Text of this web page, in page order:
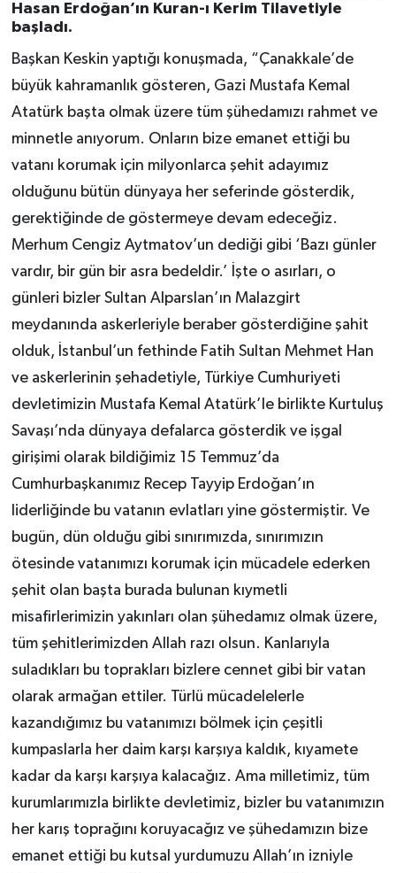
Hasan Erdoğan’ın Kuran-ı Kerim Tilavetiyle
başladı.
Başkan Keskin yaptığı konuşmada, “Çanakkale’de
büyük kahramanlık gösteren, Gazi Mustafa Kemal
Atatürk başta olmak üzere tüm şühedamızı rahmet ve
minnetle anıyorum. Onların bize emanet ettiği bu
vatanı korumak için milyonlarca şehit adayımız
olduğunu bütün dünyaya her seferinde gösterdik,
gerektiğinde de göstermeye devam edeceğiz.
Merhum Cengiz Aytmatov’un dediği gibi ‘Bazı günler
vardır, bir gün bir asra bedeldir.’ İşte o asırları, o
günleri bizler Sultan Alparslan’ın Malazgirt
meydanında askerleriyle beraber gösterdiğine şahit
olduk, İstanbul’un fethinde Fatih Sultan Mehmet Han
ve askerlerinin şehadetiyle, Türkiye Cumhuriyeti
devletimizin Mustafa Kemal Atatürk’le birlikte Kurtuluş
Savaşı’nda dünyaya defalarca gösterdik ve işgal
girişimi olarak bildiğimiz 15 Temmuz’da
Cumhurbaşkanımız Recep Tayyip Erdoğan’ın
liderliğinde bu vatanın evlatları yine göstermiştir. Ve
bugün, dün olduğu gibi sınırımızda, sınırımızın
ötesinde vatanımızı korumak için mücadele ederken
şehit olan başta burada bulunan kıymetli
misafirlerimizin yakınları olan şühedamız olmak üzere,
tüm şehitlerimizden Allah razı olsun. Kanlarıyla
suladıkları bu toprakları bizlere cennet gibi bir vatan
olarak armağan ettiler. Türlü mücadelelerle
kazandığımız bu vatanımızı bölmek için çeşitli
kumpaslarla her daim karşı karşıya kaldık, kıyamete
kadar da karşı karşıya kalacağız. Ama milletimiz, tüm
kurumlarımızla birlikte devletimiz, bizler bu vatanımızın
her karış toprağını koruyacağız ve şühedamızın bize
emanet ettiği bu kutsal yurdumuzu Allah’ın izniyle